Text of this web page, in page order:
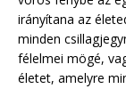
irányítana az
minden
félelmei mögé,
életet, amelyre